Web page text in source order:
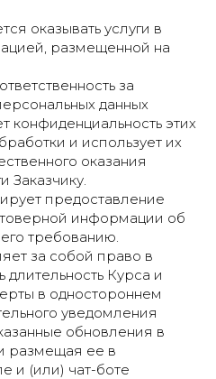
оказывать услуги в
размещенной на
за
данных
конфиденциальность этих
и использует их
оказания
Заказчику.
предоставление
информации об
требованию.
за собой право в
Курса и
в одностороннем
уведомления
обновления в
размещая ее в
и (или) чат-боте